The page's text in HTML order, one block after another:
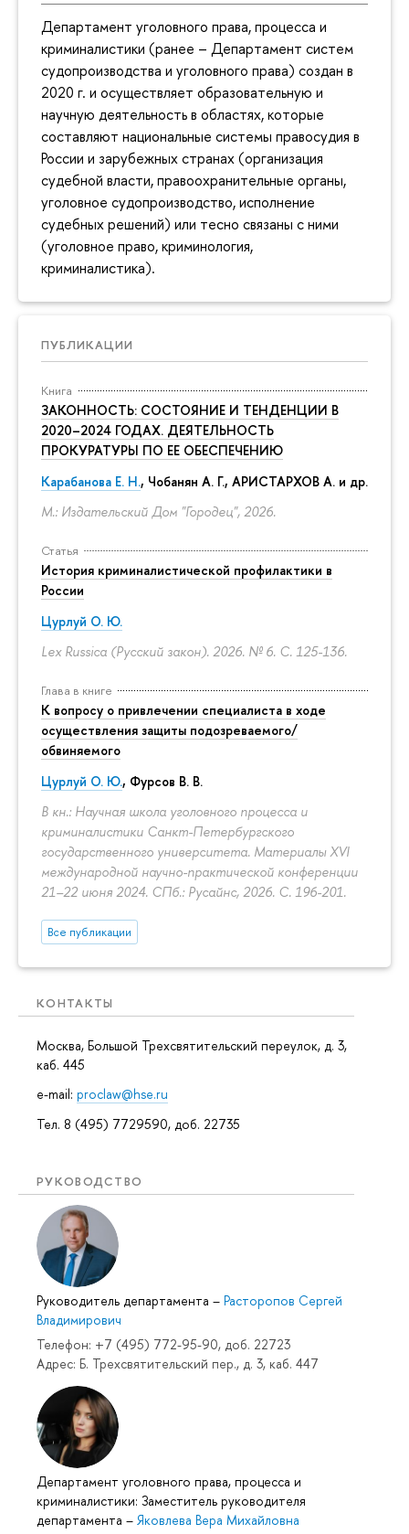
Департамент уголовного права, процесса и
криминалистики (ранее – Департамент систем
судопроизводства и уголовного права) создан в
2020 г. и осуществляет образовательную и
научную деятельность в областях, которые
составляют национальные системы правосудия в
России и зарубежных странах (организация
судебной власти, правоохранительные органы,
уголовное судопроизводство, исполнение
судебных решений) или тесно связаны с ними
(уголовное право, криминология,
криминалистика).
ПУБЛИКАЦИИ
Книга
ЗАКОННОСТЬ: СОСТОЯНИЕ И ТЕНДЕНЦИИ В
2020–2024 ГОДАХ. ДЕЯТЕЛЬНОСТЬ
ПРОКУРАТУРЫ ПО ЕЕ ОБЕСПЕЧЕНИЮ
Карабанова Е. Н., Чобанян А. Г., АРИСТАРХОВ А. и др.
М.: Издательский Дом "Городец", 2026.
Статья
История криминалистической профилактики в
России
Цурлуй О. Ю.
Lex Russica (Русский закон). 2026. № 6. С. 125-136.
Глава в книге
К вопросу о привлечении специалиста в ходе
осуществления защиты подозреваемого/
обвиняемого
Цурлуй О. Ю., Фурсов В. В.
В кн.: Научная школа уголовного процесса и
криминалистики Санкт-Петербургского
государственного университета. Материалы XVI
международной научно-практической конференции
21–22 июня 2024. СПб.: Русайнс, 2026. С. 196-201.
Все публикации
КОНТАКТЫ
Москва, Большой Трехсвятительский переулок, д. 3,
каб. 445
e-mail: proclaw@hse.ru
Тел. 8 (495) 7729590, доб. 22735
РУКОВОДСТВО
Руководитель департамента – Расторопов Сергей
Владимирович
Телефон: +7 (495) 772-95-90, доб. 22723
Адрес: Б. Трехсвятительский пер., д. 3, каб. 447
Департамент уголовного права, процесса и
криминалистики: Заместитель руководителя
департамента – Яковлева Вера Михайловна